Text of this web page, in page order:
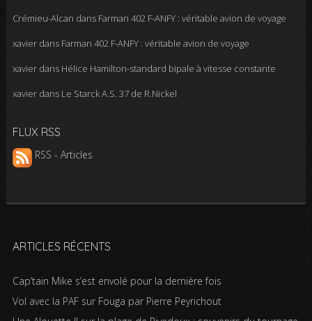
Crémieu-Alcan dans Farman 402 F-ANFY : véritable avion de voyage
xavierdans Farman 402 F-ANFY : véritable avion de voyage
xavierdans Hélice Hamilton-standard bipale à vitesse constante
xavierdans Le Starck A.S. 37 de R.Nickel
FLUX RSS
RSS - Articles
ARTICLES RÉCENTS
Cap’tain Mike s’est envolé pour la dernière fois
Vol avec la PAF sur Fouga par Pierre Peyrichout